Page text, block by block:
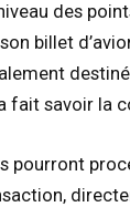
des
billet
fait savoir la
pourront